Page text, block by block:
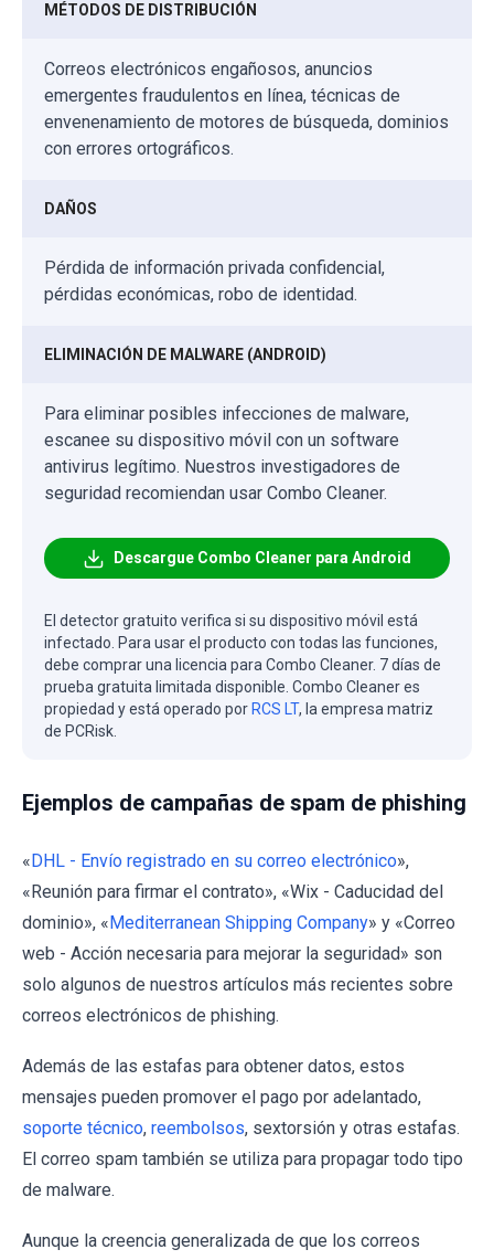
MÉTODOS DE DISTRIBUCIÓN
Correos electrónicos engañosos, anuncios
emergentes fraudulentos en línea, técnicas de
envenenamiento de motores de búsqueda, dominios
con errores ortográficos.
DAÑOS
Pérdida de información privada confidencial,
pérdidas económicas, robo de identidad.
ELIMINACIÓN DE MALWARE (ANDROID)
Para eliminar posibles infecciones de malware,
escanee su dispositivo móvil con un software
antivirus legítimo. Nuestros investigadores de
seguridad recomiendan usar Combo Cleaner.
Descargue Combo Cleaner para Android
El detector gratuito verifica si su dispositivo móvil está
infectado. Para usar el producto con todas las funciones,
debe comprar una licencia para Combo Cleaner. 7 días de
prueba gratuita limitada disponible. Combo Cleaner es
propiedad y está operado por RCS LT, la empresa matriz
de PCRisk.
Ejemplos de campañas de spam de phishing
« DHL - Envío registrado en su correo electrónico»,
«Reunión para firmar el contrato», «Wix - Caducidad del
dominio», « Mediterranean Shipping Company» y «Correo
web - Acción necesaria para mejorar la seguridad» son
solo algunos de nuestros artículos más recientes sobre
correos electrónicos de phishing.
Además de las estafas para obtener datos, estos
mensajes pueden promover el pago por adelantado,
soporte técnico, reembolsos, sextorsión y otras estafas.
El correo spam también se utiliza para propagar todo tipo
de malware.
Aunque la creencia generalizada de que los correos